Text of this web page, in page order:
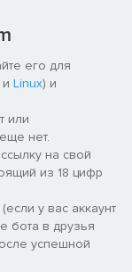
его для
и Linux) и
или
нет.
на свой
из 18 цифр
у вас аккаунт
бота в друзья
успешной